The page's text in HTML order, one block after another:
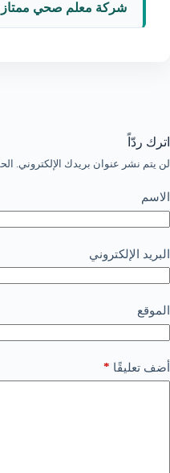
شركة معلم صحي ممتاز
اترك ردّاً
لن يتم نشر عنوان بريدك الإلكتروني.
الاسم
البريد الإلكتروني
الموقع
أضف تعليقًا *